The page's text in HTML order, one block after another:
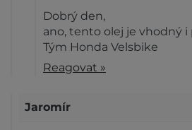
Dobrý den,
ano, tento olej je vhodný i
Tým Honda Velsbike
Reagovat »
Jaromír